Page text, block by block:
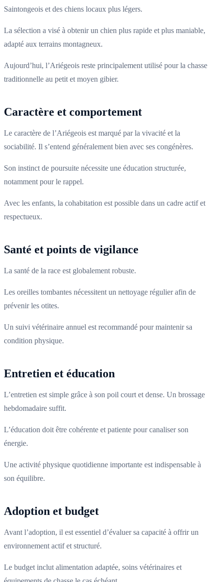
Saintongeois et des chiens locaux plus légers.
La sélection a visé à obtenir un chien plus rapide et plus maniable,
adapté aux terrains montagneux.
Aujourd’hui, l’Ariégeois reste principalement utilisé pour la chasse
traditionnelle au petit et moyen gibier.
Caractère et comportement
Le caractère de l’Ariégeois est marqué par la vivacité et la
sociabilité. Il s’entend généralement bien avec ses congénères.
Son instinct de poursuite nécessite une éducation structurée,
notamment pour le rappel.
Avec les enfants, la cohabitation est possible dans un cadre actif et
respectueux.
Santé et points de vigilance
La santé de la race est globalement robuste.
Les oreilles tombantes nécessitent un nettoyage régulier afin de
prévenir les otites.
Un suivi vétérinaire annuel est recommandé pour maintenir sa
condition physique.
Entretien et éducation
L’entretien est simple grâce à son poil court et dense. Un brossage
hebdomadaire suffit.
L’éducation doit être cohérente et patiente pour canaliser son
énergie.
Une activité physique quotidienne importante est indispensable à
son équilibre.
Adoption et budget
Avant l’adoption, il est essentiel d’évaluer sa capacité à offrir un
environnement actif et structuré.
Le budget inclut alimentation adaptée, soins vétérinaires et